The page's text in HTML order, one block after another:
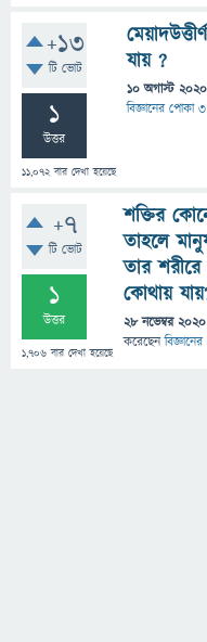
+13
টি ভোট
1
উত্তর
11,072বার দেখা হয়েছে
যায় ?
10 অগাস্ট 2020
বিজ্ঞানের পোকা ৩
+7
টি ভোট
1
উত্তর
1,706 বার দেখা হয়েছে
শক্তির
তাহলে
তার
কোথায়
28 নভেম্বর 2020
করেছেন